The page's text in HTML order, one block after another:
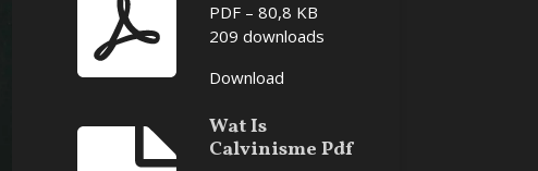
PDF – 80,8 KB
209 downloads
Download
Wat Is
Calvinisme Pdf